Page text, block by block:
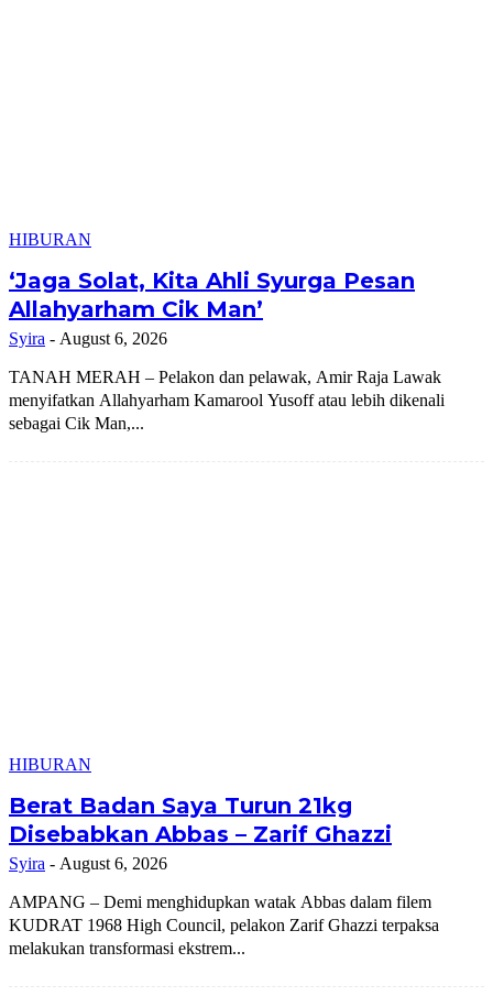
HIBURAN
‘Jaga Solat, Kita Ahli Syurga Pesan
Allahyarham Cik Man’
Syira - August 6, 2026
TANAH MERAH – Pelakon dan pelawak, Amir Raja Lawak
menyifatkan Allahyarham Kamarool Yusoff atau lebih dikenali
sebagai Cik Man,...
HIBURAN
Berat Badan Saya Turun 21kg
Disebabkan Abbas – Zarif Ghazzi
Syira - August 6, 2026
AMPANG – Demi menghidupkan watak Abbas dalam filem
KUDRAT 1968 High Council, pelakon Zarif Ghazzi terpaksa
melakukan transformasi ekstrem...